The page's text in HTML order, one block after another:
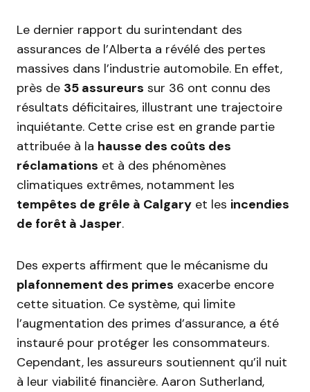
Le dernier rapport du surintendant des
assurances de l’Alberta a révélé des pertes
massives dans l’industrie automobile. En effet,
près de 35 assureurs sur 36 ont connu des
résultats déficitaires, illustrant une trajectoire
inquiétante. Cette crise est en grande partie
attribuée à la hausse des coûts des
réclamations et à des phénomènes
climatiques extrêmes, notamment les
tempêtes de grêle à Calgary et les incendies
de forêt à Jasper.
Des experts affirment que le mécanisme du
plafonnement des primes exacerbe encore
cette situation. Ce système, qui limite
l’augmentation des primes d’assurance, a été
instauré pour protéger les consommateurs.
Cependant, les assureurs soutiennent qu’il nuit
à leur viabilité financière. Aaron Sutherland,